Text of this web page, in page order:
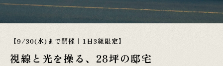
【9/30(水)まで開催｜1日3組限定】
視線と光を操る、28坪の邸宅